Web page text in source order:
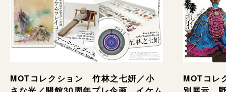
MOTコレクション 竹林之七姸／小
MOTコレ